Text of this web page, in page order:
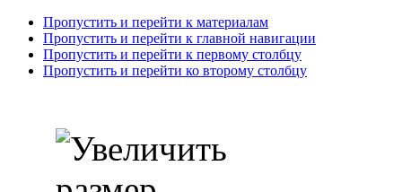
Пропустить и перейти к материалам
Пропустить и перейти к главной навигации
Пропустить и перейти к первому столбцу
Пропустить и перейти ко второму столбцу